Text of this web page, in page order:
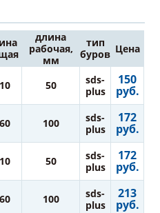
длина
рабочая,
мм
тип
буров Цена
50
sds-
plus
150
руб.
100
sds-
plus
172
руб.
50
sds-
plus
172
руб.
100
sds-
plus
213
руб.